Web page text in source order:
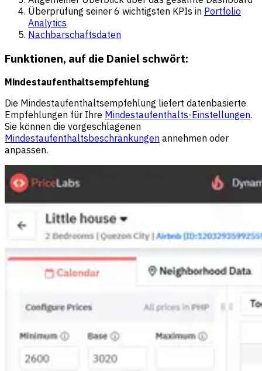
Überprüfung seiner 6 wichtigsten KPIs in Portfolio
Analytics
Nachbarschaftsdaten
Funktionen, auf die Daniel schwört:
Mindestaufenthaltsempfehlung
Die Mindestaufenthaltsempfehlung liefert datenbasierte
Empfehlungen für Ihre Mindestaufenthalts-Einstellungen.
Sie können die vorgeschlagenen
Mindestaufenthaltsbeschränkungen annehmen oder
anpassen.